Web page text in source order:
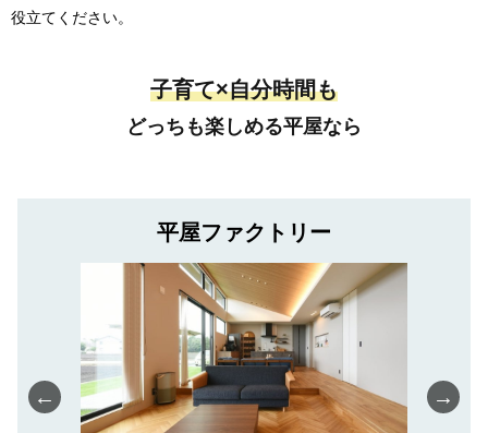
役立てください。
子育て×自分時間も
どっちも楽しめる平屋なら
平屋ファクトリー
← →